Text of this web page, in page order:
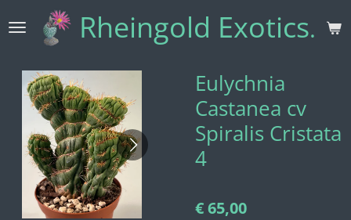
direct
hoofdinhoud
Rheingold Exotics
Eulychnia
Castanea cv
Spiralis Cristata
4
€ 65,00